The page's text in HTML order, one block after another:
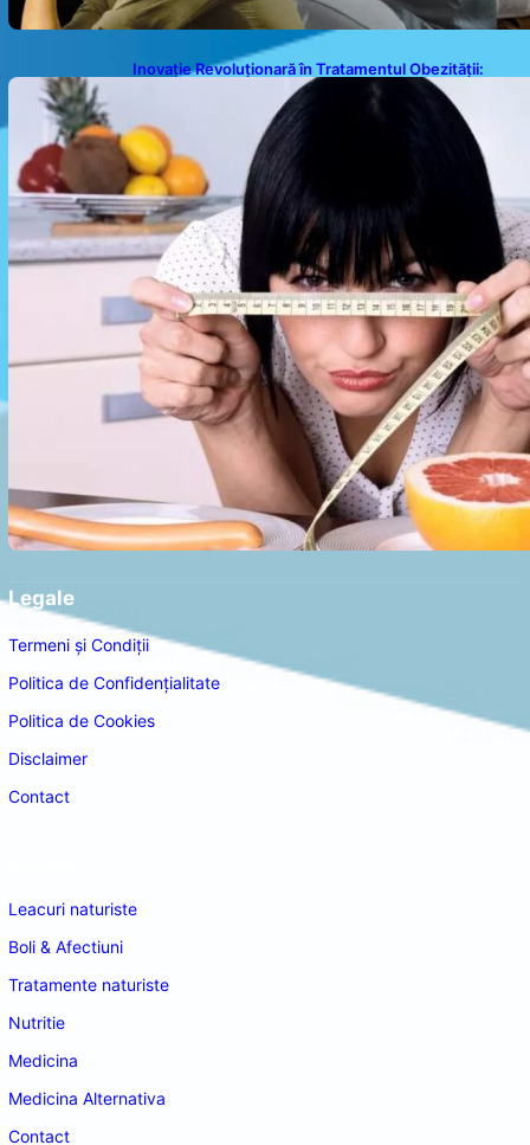
Inovație Revoluționară în Tratamentul Obezității:
Gastroplastie Endoscopică fără Bisturiu
Legale
Termeni și Condiții
Politica de Confidențialitate
Politica de Cookies
Disclaimer
Contact
Leacuri naturiste
Boli & Afectiuni
Tratamente naturiste
Nutritie
Medicina
Medicina Alternativa
Contact